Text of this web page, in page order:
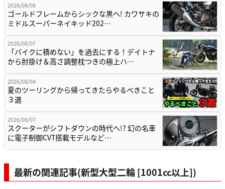
2026/08/08
ゴールドフレームからシックな黒へ! カワサキの
ミドルスーパーネイキッド202…
2026/08/07
「バイクに積めない」を過去にする！デイトナ
から肘掛け＆高さ調整枕つきの極上ハ…
2026/08/04
夏のツーリングから帰ってきたらやるべきこと
３選
2026/08/07
スクーターがシフトダウンの時代へ!? 幻の名車
に電子制御CVT搭載モデルなど…
最新の関連記事(新型大型二輪 [1001cc以上])